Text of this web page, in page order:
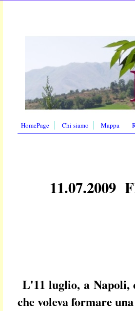
HomePage Chi siamo Mappa
11.07.2009
L'11 luglio, a Napoli,
che voleva formare